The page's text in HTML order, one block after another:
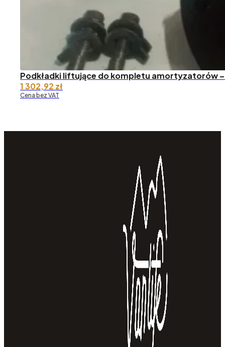
Podkładki liftujące do kompletu amortyzatorów
1 302,92 zł
Cena bez VAT